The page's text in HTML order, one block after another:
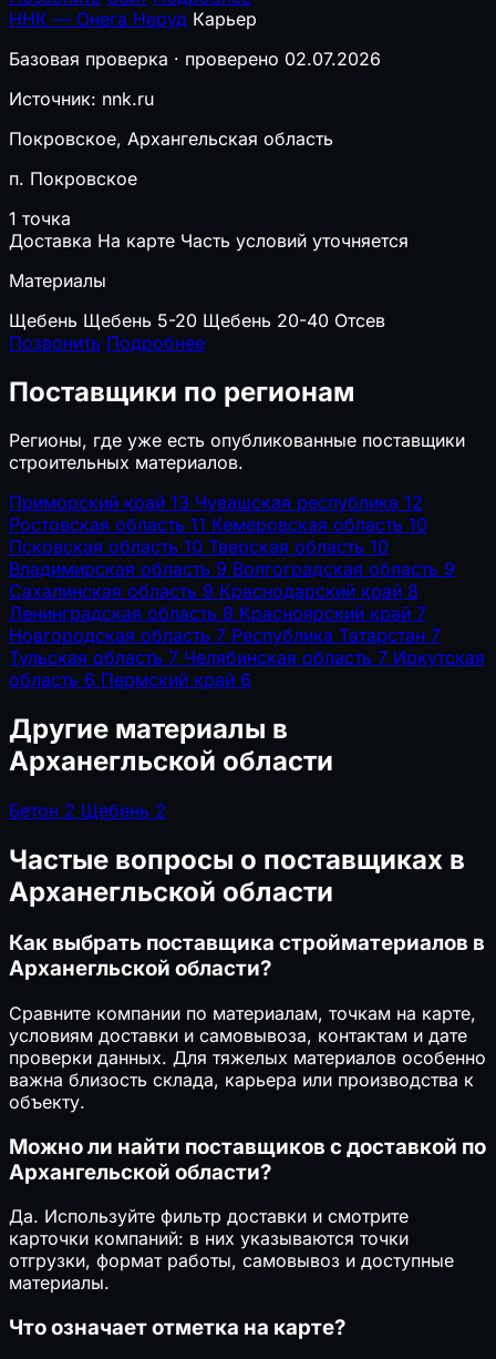
ННК — Онега Неруд Карьер
Базовая проверка · проверено 02.07.2026
Источник: nnk.ru
Покровское, Архангельская область
п. Покровское
1 точка
Доставка На карте Часть условий уточняется
Материалы
Щебень Щебень 5-20 Щебень 20-40 Отсев
Позвонить Подробнее
Поставщики по регионам
Регионы, где уже есть опубликованные поставщики
строительных материалов.
Приморский край 13 Чувашская республика 12
Ростовская область 11 Кемеровская область 10
Псковская область 10 Тверская область 10
Владимирская область 9 Волгоградская область 9
Сахалинская область 9 Краснодарский край 8
Ленинградская область 8 Красноярский край 7
Новгородская область 7 Республика Татарстан 7
Тульская область 7 Челябинская область 7 Иркутская
область 6 Пермский край 6
Другие материалы в
Арханегльской области
Бетон 2 Щебень 2
Частые вопросы о поставщиках в
Арханегльской области
Как выбрать поставщика стройматериалов в
Арханегльской области?
Сравните компании по материалам, точкам на карте,
условиям доставки и самовывоза, контактам и дате
проверки данных. Для тяжелых материалов особенно
важна близость склада, карьера или производства к
объекту.
Можно ли найти поставщиков с доставкой по
Архангельской области?
Да. Используйте фильтр доставки и смотрите
карточки компаний: в них указываются точки
отгрузки, формат работы, самовывоз и доступные
материалы.
Что означает отметка на карте?